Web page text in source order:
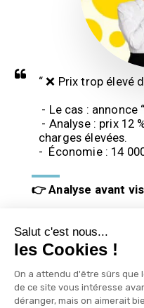
“ ❌ Prix trop élevé
charges élevées.
-  Économie : 14
👉 Analyse avant